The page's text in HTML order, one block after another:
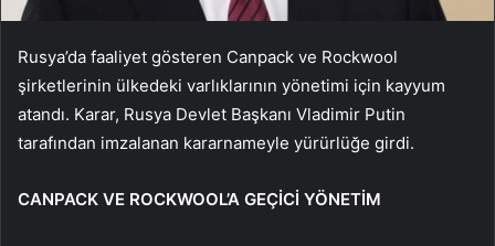
Rusya’da faaliyet gösteren Canpack ve Rockwool
şirketlerinin ülkedeki varlıklarının yönetimi için kayyum
atandı. Karar, Rusya Devlet Başkanı Vladimir Putin
tarafından imzalanan kararnameyle yürürlüğe girdi.
CANPACK VE ROCKWOOL’A GEÇİCİ YÖNETİM